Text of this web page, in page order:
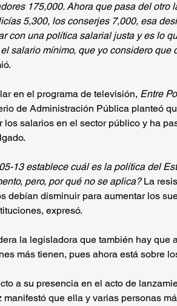
175,000. Ahora que pasa del otro
5,300, los conserjes 7,000, esa
con una política salarial justa y es lo
salario mínimo, que yo considero
en el programa de televisión, Entre
de Administración Pública planteó
los salarios en el sector público y ha
13 establece cuál es la política del
pero, por qué no se aplica? La
debían disminuir para aumentar los
expresó.
la legisladora que también hay que
más tienen, pues ahora está sobre
a su presencia en el acto de
manifestó que ella y varias personas